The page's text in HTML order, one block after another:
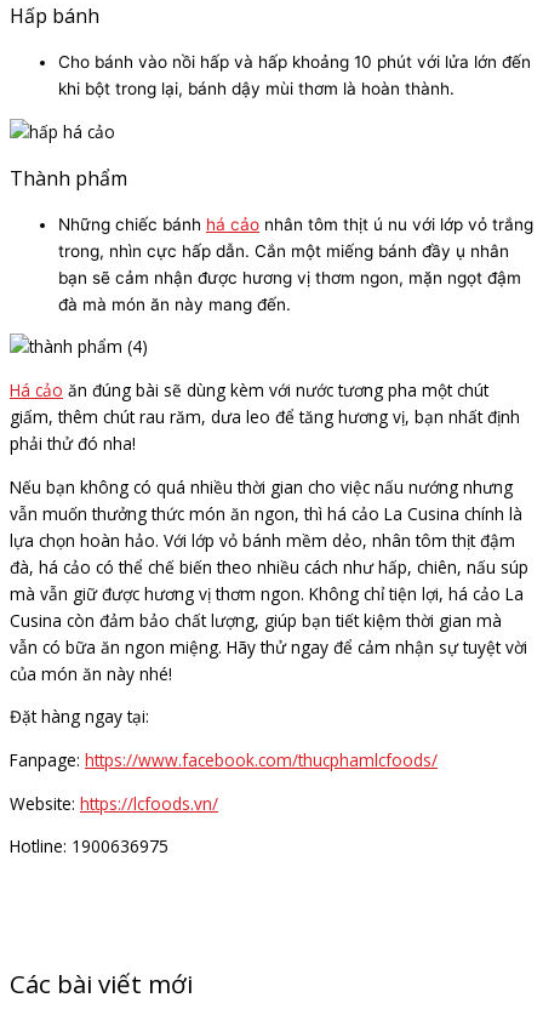
Hấp bánh
Cho bánh vào nồi hấp và hấp khoảng 10 phút với lửa lớn đến
khi bột trong lại, bánh dậy mùi thơm là hoàn thành.
Thành phẩm
Những chiếc bánh há cảo nhân tôm thịt ú nu với lớp vỏ trắng
trong, nhìn cực hấp dẫn. Cắn một miếng bánh đầy ụ nhân
bạn sẽ cảm nhận được hương vị thơm ngon, mặn ngọt đậm
đà mà món ăn này mang đến.
Há cảo ăn đúng bài sẽ dùng kèm với nước tương pha một chút
giấm, thêm chút rau răm, dưa leo để tăng hương vị, bạn nhất định
phải thử đó nha!
Nếu bạn không có quá nhiều thời gian cho việc nấu nướng nhưng
vẫn muốn thưởng thức món ăn ngon, thì há cảo La Cusina chính là
lựa chọn hoàn hảo. Với lớp vỏ bánh mềm dẻo, nhân tôm thịt đậm
đà, há cảo có thể chế biến theo nhiều cách như hấp, chiên, nấu súp
mà vẫn giữ được hương vị thơm ngon. Không chỉ tiện lợi, há cảo La
Cusina còn đảm bảo chất lượng, giúp bạn tiết kiệm thời gian mà
vẫn có bữa ăn ngon miệng. Hãy thử ngay để cảm nhận sự tuyệt vời
của món ăn này nhé!
Đặt hàng ngay tại:
Fanpage: https://www.facebook.com/thucphamlcfoods/
Website: https://lcfoods.vn/
Hotline: 1900636975
Các bài viết mới